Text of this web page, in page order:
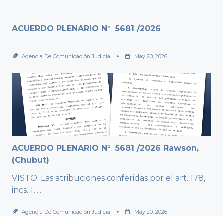
ACUERDO PLENARIO N° 5681 /2026
Agencia De Comunicación Judicial May 20, 2026
ACUERDO PLENARIO N° 5681 /2026 Rawson,
(Chubut)
VISTO: Las atribuciones conferidas por el art. 178,
incs. 1, ...
Agencia De Comunicación Judicial May 20, 2026